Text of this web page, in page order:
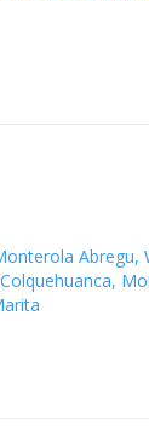
Abregu,